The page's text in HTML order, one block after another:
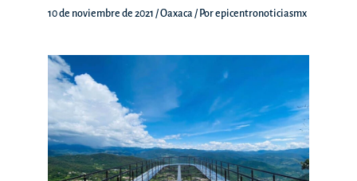
10 de noviembre de 2021 /Oaxaca / Porepicentronoticiasmx